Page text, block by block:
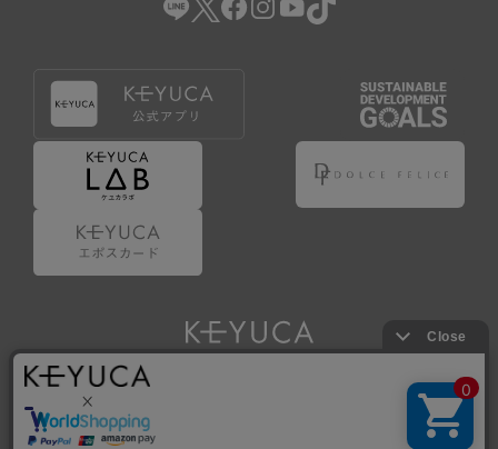
（5） その他、本規約または個別規定に違反した場合。
4.会員登録が取り消された場合においても、当該会員は、
弊社とのお取引等により既に発生した支払義務等の取引上
の義務および本規約上の義務の履行責任を免れないものと
します。
5.仮登録とは、ケユカが提供するアプリ等でサービスを利
用するための簡易的な会員登録（以下「仮登録」といいま
6.仮登録をすることで、第9条のポイント付与を受けるこ
とができます。
7.仮登録状態はポイントの利用は行えず、第3条1項の通り
に登録完了することでポイント利用が行えるようになりま
す。
Copyright © KAWAJUN Co., Ltd. All Rights Reserved.